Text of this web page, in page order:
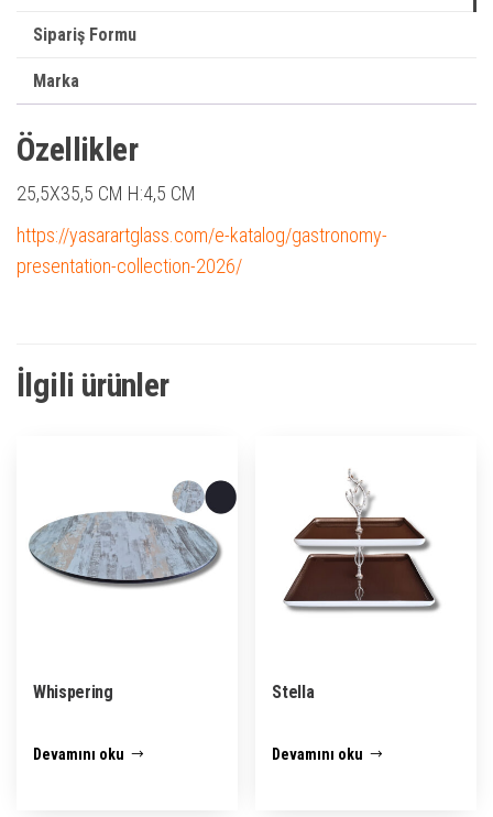
Sipariş Formu
Marka
Özellikler
25,5X35,5 CM H:4,5 CM
https://yasarartglass.com/e-katalog/gastronomy-
presentation-collection-2026/
İlgili ürünler
Whispering
Devamını oku
Stella
Devamını oku